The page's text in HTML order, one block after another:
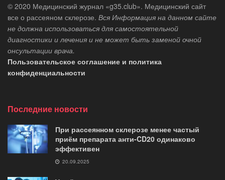
© 2020 Медицинский журнал «g35.club». Медицинский сайт
все о рассеяном склерозе. Вся Информация на данном сайте
не должна использоваться для самостоятельной
диагностики и лечения и не может быть заменой очной
онсультации врача.
Пользовательское соглашение и политика
конфиденциальности
Последние новости
При рассеянном склерозе менее частый
приём препарата анти-CD20 одинаково
эффективен
20.09.2025